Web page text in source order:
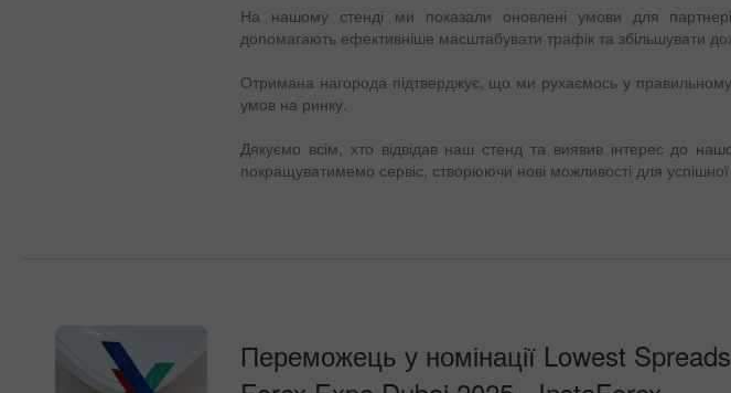
На нашому стенді ми показали оновлені умови для
допомагають ефективніше масштабувати трафік та збільшувати
Отримана нагорода підтверджує, що ми рухаємось у
умов на ринку.
Дякуємо всім, хто відвідав наш стенд та виявив інтерес до
покращуватимемо сервіс, створюючи нові можливості для успішної
Переможець у номінації Lowest